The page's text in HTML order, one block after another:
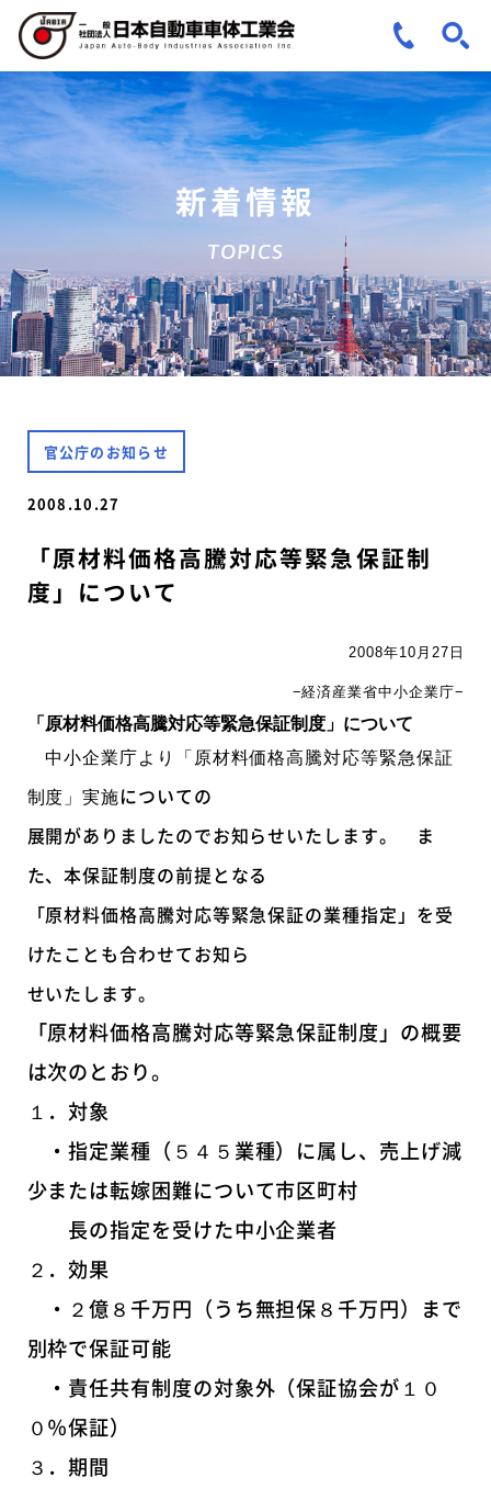
新着情報
TOPICS
官公庁のお知らせ
2008.10.27
「原材料価格高騰対応等緊急保証制
度」について
2008年10月27日
−経済産業省中小企業庁−
「原材料価格高騰対応等緊急保証制度」について
中小企業庁より「原材料価格高騰対応等緊急保証
制度」実施についての
展開がありましたのでお知らせいたします。 ま
た、本保証制度の前提となる
「原材料価格高騰対応等緊急保証の業種指定」を受
けたことも合わせてお知ら
せいたします。
「原材料価格高騰対応等緊急保証制度」の概要
は次のとおり。
１．対象
・指定業種（５４５業種）に属し、売上げ減
少または転嫁困難について市区町村
長の指定を受けた中小企業者
２．効果
・２億８千万円（うち無担保８千万円）まで
別枠で保証可能
・責任共有制度の対象外（保証協会が１０
０％保証）
３．期間